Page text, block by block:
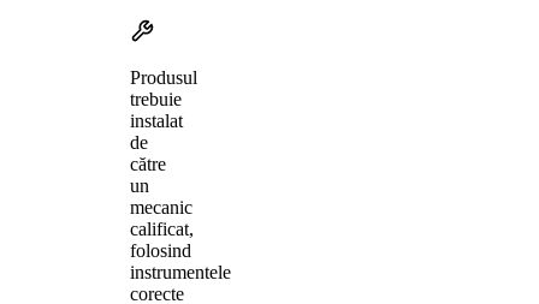
Produsul
trebuie
instalat
de
către
un
mecanic
calificat,
folosind
instrumentele
corecte